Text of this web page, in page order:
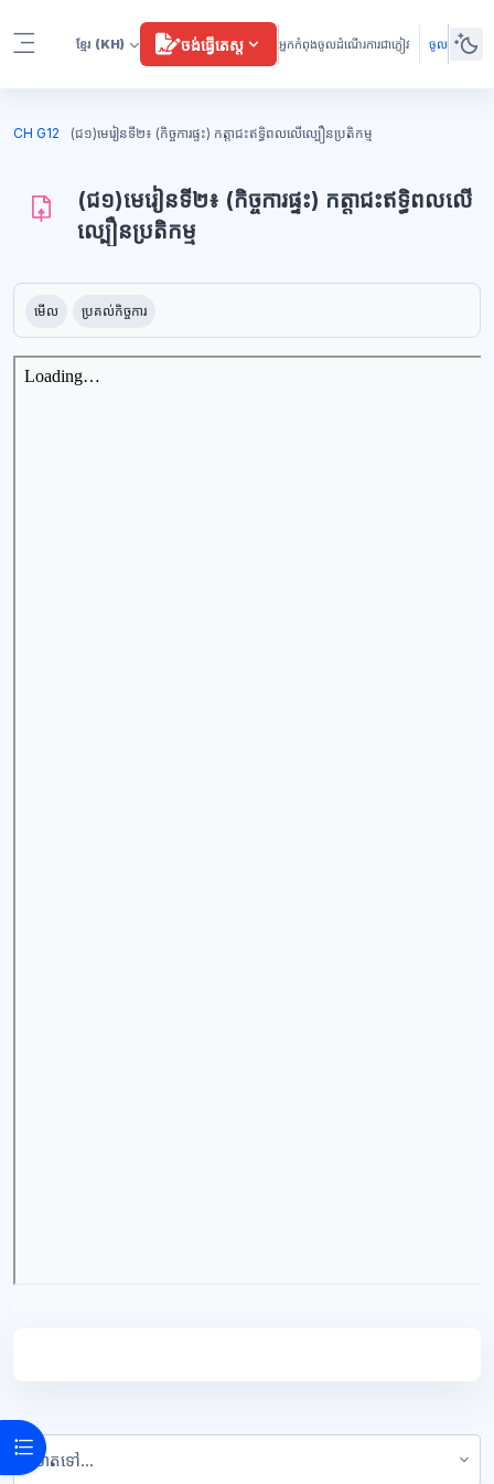
ខ្មែរ (KH) ចង់ធ្វើតេស្ត អ្នកកំពុងចូលដំណើរការជាភ្ញៀវ ចូល
Open course index
CH G12 (ជ១)មេរៀនទី២៖ (កិច្ចការផ្ទះ) កត្តាជះឥទ្ធិពលលើល្បឿនប្រតិកម្ម
(ជ១)មេរៀនទី២៖ (កិច្ចការផ្ទះ) កត្តាជះឥទ្ធិពលលើ
ល្បឿនប្រតិកម្ម
ប្លុក
តម្រូវការសម្រាប់ការបញ្ចប់
មើល ប្រគល់កិច្ចការ